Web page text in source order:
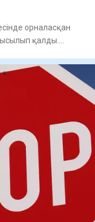
орналасқан
қалды.